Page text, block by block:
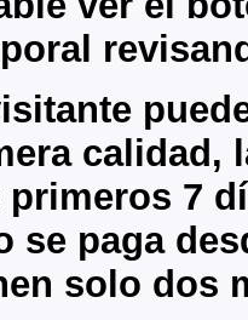
calidad,
primeros 7
se paga
solo dos